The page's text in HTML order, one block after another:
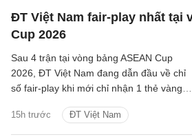
nhất khu vực.
ĐT Việt Nam fair-play nhất tại
Cup 2026
15h trước ĐT Việt Nam
Sau 4 trận tại vòng bảng ASEAN Cup
2026, ĐT Việt Nam đang dẫn đầu về chỉ
số fair-play khi mới chỉ nhận 1 thẻ vàng